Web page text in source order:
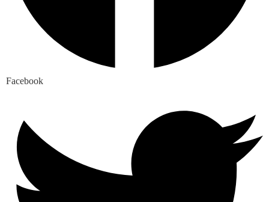
Facebook